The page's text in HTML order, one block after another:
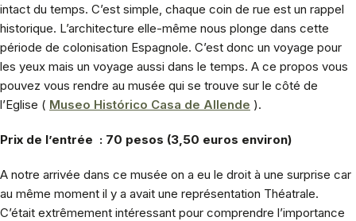
intact du temps. C’est simple, chaque coin de rue est un rappel
historique. L’architecture elle-même nous plonge dans cette
période de colonisation Espagnole. C’est donc un voyage pour
les yeux mais un voyage aussi dans le temps. A ce propos vous
pouvez vous rendre au musée qui se trouve sur le côté de
l’Eglise ( Museo Histórico Casa de Allende ).
Prix de l’entrée : 70 pesos (3,50 euros environ)
A notre arrivée dans ce musée on a eu le droit à une surprise car
au même moment il y a avait une représentation Théatrale.
C’était extrêmement intéressant pour comprendre l’importance